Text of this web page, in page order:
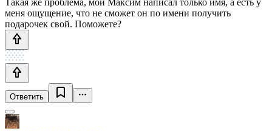
меня ощущение, что не сможет он по имени получить
подарочек свой. Поможете?
Ответить